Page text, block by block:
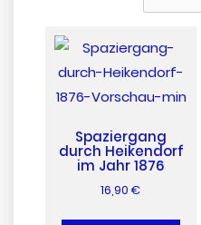
Spaziergang
durch Heikendorf
im Jahr 1876
16,90€